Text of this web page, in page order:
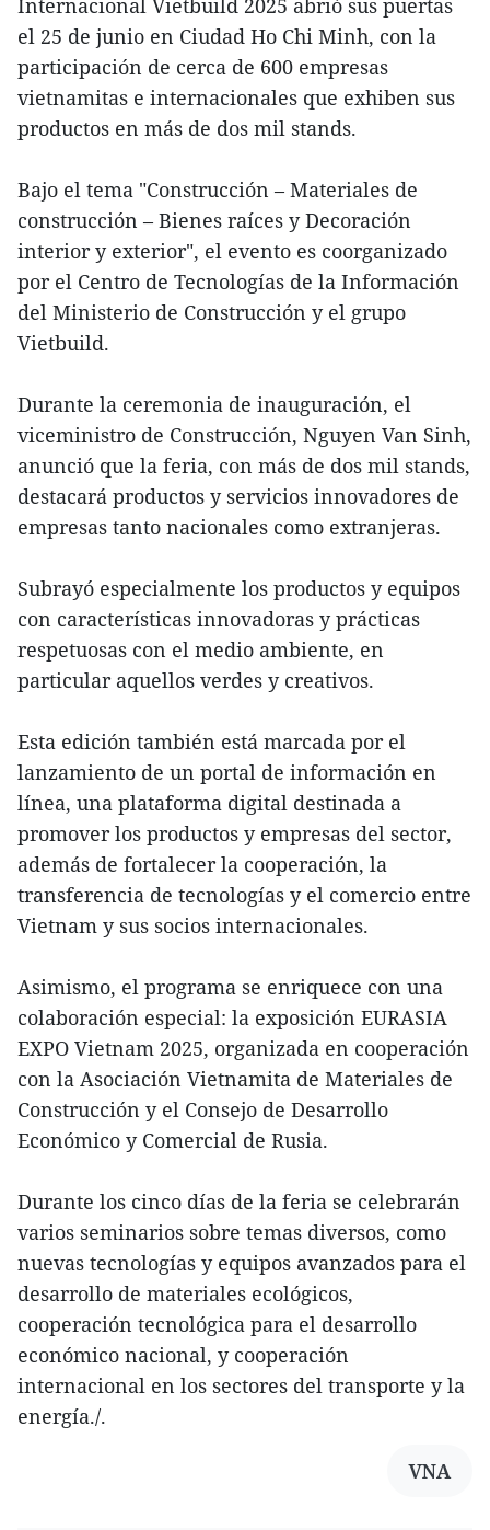
el 25 de junio en Ciudad Ho Chi Minh, con la
participación de cerca de 600 empresas
vietnamitas e internacionales que exhiben sus
productos en más de dos mil stands.
Bajo el tema "Construcción – Materiales de
construcción – Bienes raíces y Decoración
interior y exterior", el evento es coorganizado
por el Centro de Tecnologías de la Información
del Ministerio de Construcción y el grupo
Vietbuild.
Durante la ceremonia de inauguración, el
viceministro de Construcción, Nguyen Van Sinh,
anunció que la feria, con más de dos mil stands,
destacará productos y servicios innovadores de
empresas tanto nacionales como extranjeras.
Subrayó especialmente los productos y equipos
con características innovadoras y prácticas
respetuosas con el medio ambiente, en
particular aquellos verdes y creativos.
Esta edición también está marcada por el
lanzamiento de un portal de información en
línea, una plataforma digital destinada a
promover los productos y empresas del sector,
además de fortalecer la cooperación, la
transferencia de tecnologías y el comercio entre
Vietnam y sus socios internacionales.
Asimismo, el programa se enriquece con una
colaboración especial: la exposición EURASIA
EXPO Vietnam 2025, organizada en cooperación
con la Asociación Vietnamita de Materiales de
Construcción y el Consejo de Desarrollo
Económico y Comercial de Rusia.
Durante los cinco días de la feria se celebrarán
varios seminarios sobre temas diversos, como
nuevas tecnologías y equipos avanzados para el
desarrollo de materiales ecológicos,
cooperación tecnológica para el desarrollo
económico nacional, y cooperación
internacional en los sectores del transporte y la
energía./.
VNA